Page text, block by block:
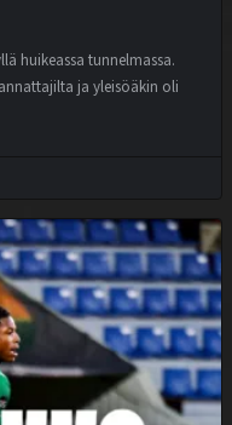
huikeassa tunnelmassa.
ja yleisöäkin oli